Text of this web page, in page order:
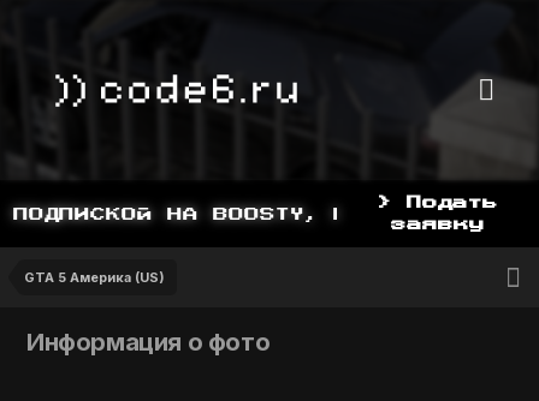
НА BOOSTY, BOOSTY.TO/YDDY
> Подать
заявку
GTA 5 Америка (US)
Информация о фото